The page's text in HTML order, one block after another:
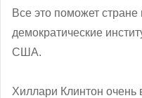
Все это поможет
демократические
США.
Хиллари Клинтон очень